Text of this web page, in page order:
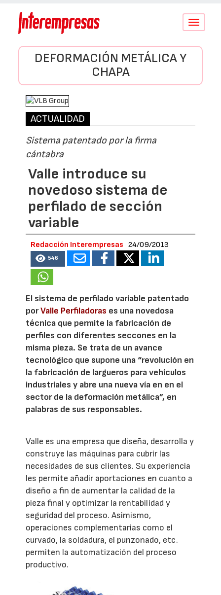
Conmutar
DEFORMACIÓN METÁLICA Y
CHAPA
ACTUALIDAD
Sistema patentado por la firma
cántabra
Valle introduce su
novedoso sistema de
perfilado de sección
variable
Redacción Interempresas 24/09/2013
546
El sistema de perfilado variable patentado
porValle Perfiladoras es una novedosa
técnica que permite la fabricación de
perfiles con diferentes seccones en la
misma pieza. Se trata de un avance
tecnológico que supone una “revolución en
la fabricación de largueros para vehículos
industriales y abre una nueva vía en en el
sector de la deformación metálica”, en
palabras de sus responsables.
Valle es una empresa que diseña, desarrolla y
construye las máquinas para cubrir las
necesidades de sus clientes. Su experiencia
les permite añadir aportaciones en cuanto a
diseño a fin de aumentar la calidad de la
pieza final y optimizar la rentabilidad y
seguridad del proceso. Asimismo,
operaciones complementarias como el
curvado, la soldadura, el punzonado, etc.
permiten la automatización del proceso
productivo.